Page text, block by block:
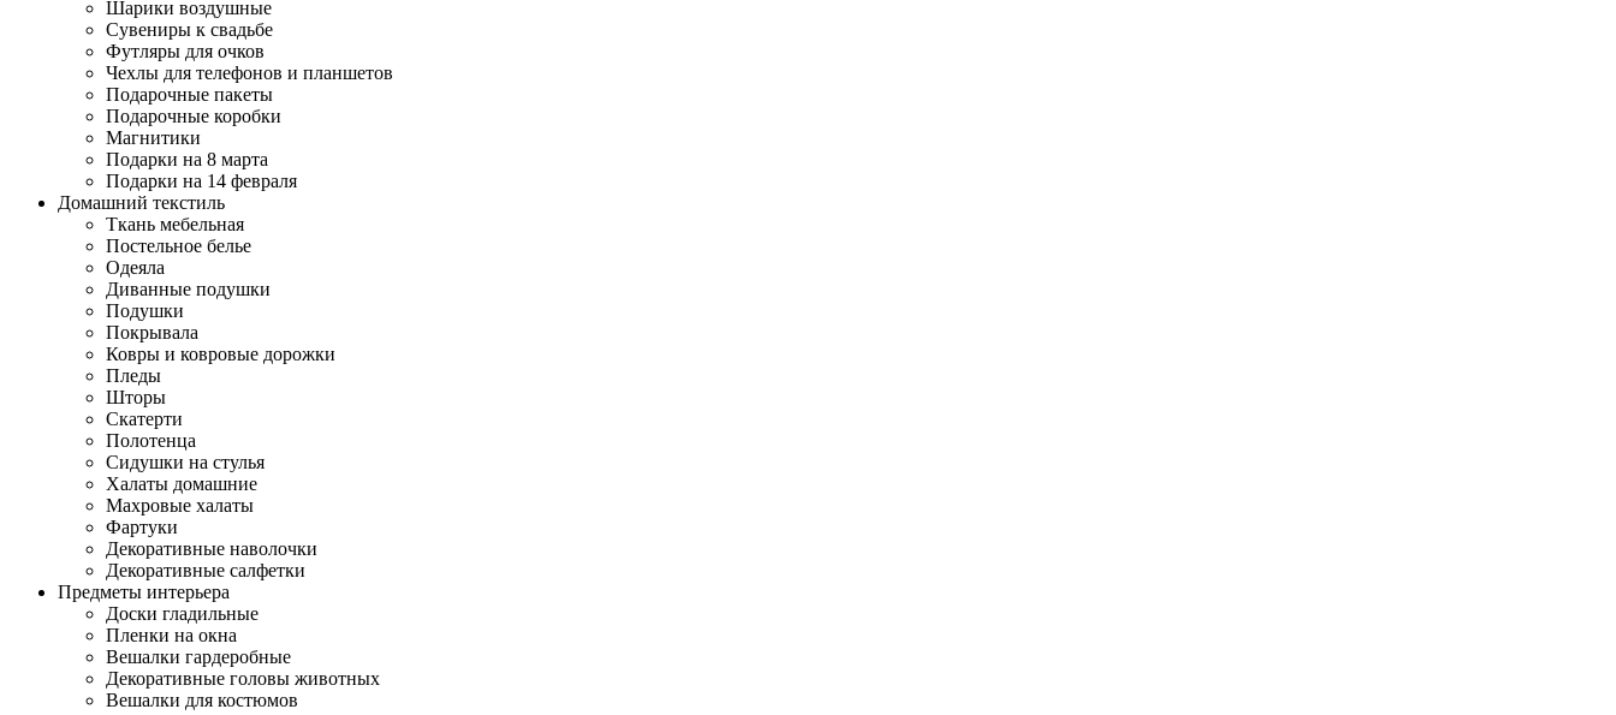
Шарики воздушные
Сувениры к свадьбе
Футляры для очков
Чехлы для телефонов и планшетов
Подарочные пакеты
Подарочные коробки
Магнитики
Подарки на 8 марта
Подарки на 14 февраля
Домашний текстиль
Ткань мебельная
Постельное белье
Одеяла
Диванные подушки
Подушки
Покрывала
Ковры и ковровые дорожки
Пледы
Шторы
Скатерти
Полотенца
Сидушки на стулья
Халаты домашние
Махровые халаты
Фартуки
Декоративные наволочки
Декоративные салфетки
Предметы интерьера
Доски гладильные
Пленки на окна
Вешалки гардеробные
Декоративные головы животных
Вешалки для костюмов